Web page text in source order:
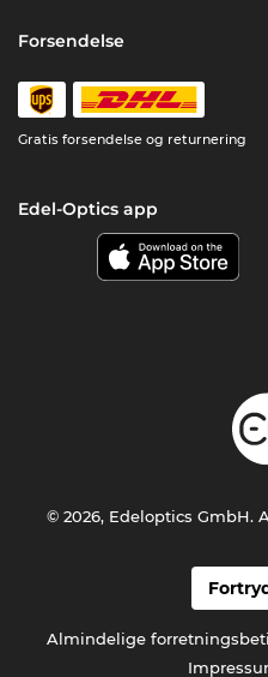
Forsendelse
Gratis forsendelse og returnering
Edel-Optics app
Almindelige
© 2026, Edeloptics GmbH.